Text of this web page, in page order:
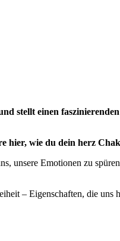
stellt einen
hier, wie du dein herz
unsere Emotionen zu
– Eigenschaften, die uns